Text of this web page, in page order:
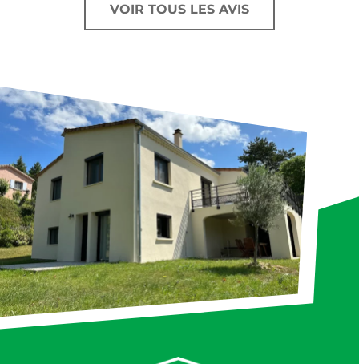
VOIR TOUS LES AVIS